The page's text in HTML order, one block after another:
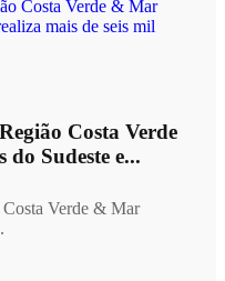
Costa Verde
Sudeste e...
Verde & Mar